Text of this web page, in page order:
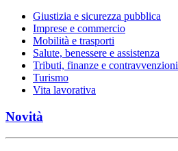
Giustizia e sicurezza pubblica
Imprese e commercio
Mobilità e trasporti
Salute, benessere e assistenza
Tributi, finanze e contravvenzioni
Turismo
Vita lavorativa
Novità